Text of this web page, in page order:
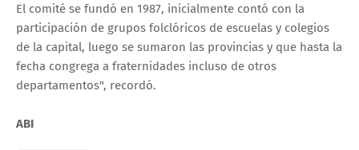
El comité se fundó en 1987, inicialmente contó con la
participación de grupos folclóricos de escuelas y colegios
de la capital, luego se sumaron las provincias y que hasta la
fecha congrega a fraternidades incluso de otros
departamentos", recordó.
ABI